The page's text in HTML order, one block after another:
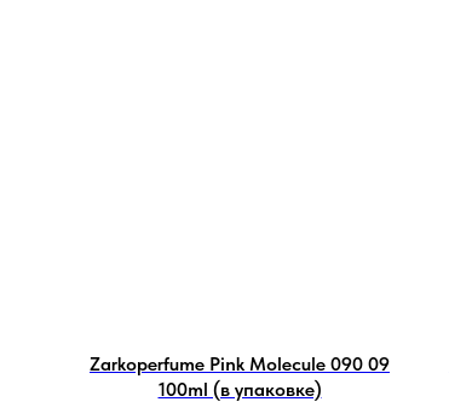
Zarkoperfume Pink Molecule 090 09
100ml (в упаковке)